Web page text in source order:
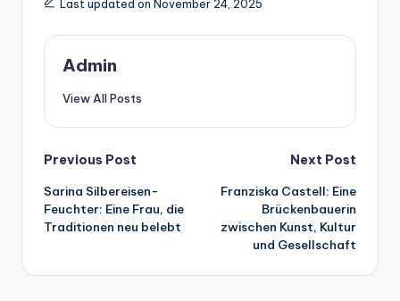
Last updated on November 24, 2025
Admin
View All Posts
Post
navigation
Previous Post
Sarina Silbereisen-
Feuchter: Eine Frau, die
Traditionen neu belebt
Next Post
Franziska Castell: Eine
Brückenbauerin
zwischen Kunst, Kultur
und Gesellschaft